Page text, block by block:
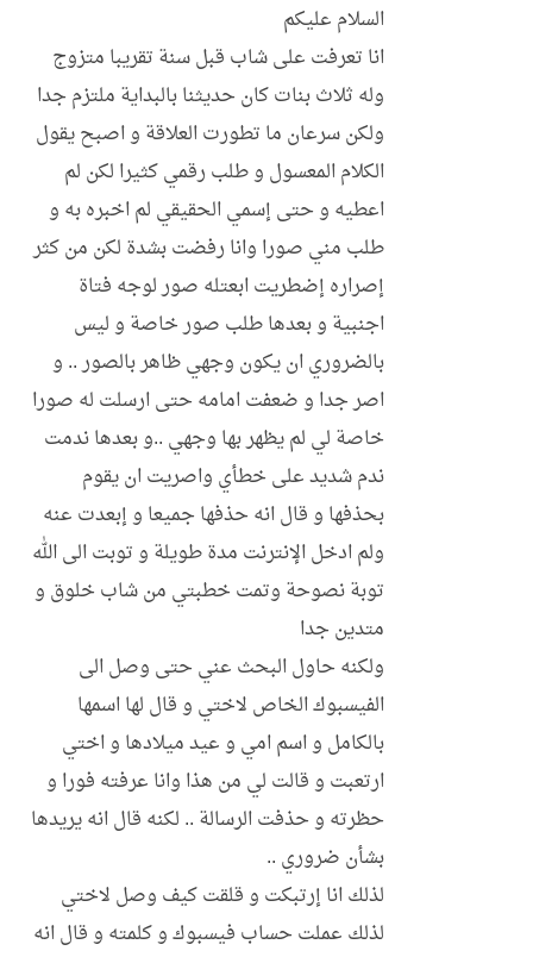
السلام عليكم
انا تعرفت على شاب قبل سنة تقريبا متزوج
وله ثلاث بنات كان حديثنا بالبداية ملتزم جدا
ولكن سرعان ما تطورت العلاقة و اصبح يقول
الكلام المعسول و طلب رقمي كثيرا لكن لم
اعطيه و حتى إسمي الحقيقي لم اخبره به و
طلب مني صورا وانا رفضت بشدة لكن من كثر
إصراره إضطريت ابعتله صور لوجه فتاة
اجنبية و بعدها طلب صور خاصة و ليس
بالضروري ان يكون وجهي ظاهر بالصور .. و
اصر جدا و ضعفت امامه حتى ارسلت له صورا
خاصة لي لم يظهر بها وجهي ..و بعدها ندمت
ندم شديد على خطأي واصريت ان يقوم
بحذفها و قال انه حذفها جميعا و إبعدت عنه
ولم ادخل الإنترنت مدة طويلة و توبت الى الله
توبة نصوحة وتمت خطبتي من شاب خلوق و
ولكنه حاول البحث عني حتى وصل الى
الفيسبوك الخاص لاختي و قال لها اسمها
بالكامل و اسم امي و عيد ميلادها و اختي
ارتعبت و قالت لي من هذا وانا عرفته فورا و
حظرته و حذفت الرسالة .. لكنه قال انه يريدها
بشأن ضروري ..
لذلك انا إرتبكت و قلقت كيف وصل لاختي
لذلك عملت حساب فيسبوك و كلمته و قال انه